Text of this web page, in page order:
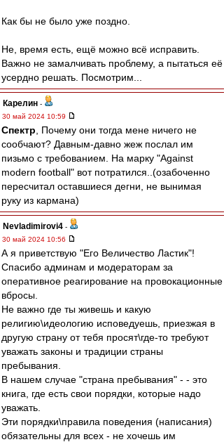
Как бы не было уже поздно.
Не, время есть, ещё можно всё исправить.
Важно не замалчивать проблему, а пытаться её
усердно решать. Посмотрим...
Карелин -
30 май 2024 10:59
Спектр , Почему они тогда мене ничего не
сообчают? Давным-давно жеж послал им
пизьмо с требованием. На марку "Against
modern football" вот потратился..(озабоченно
пересчитал оставшиеся дегни, не вынимая
руку из кармана)
Nevladimirovi4 -
30 май 2024 10:56
А я приветствую "Его Величество Ластик"!
Спасибо админам и модераторам за
оперативное реагирование на провокационные
вбросы.
Не важно где ты живешь и какую
религию\идеологию исповедуешь, приезжая в
другую страну от тебя просят\где-то требуют
уважать законы и традиции страны
пребывания.
В нашем случае "страна пребывания" - - это
книга, где есть свои порядки, которые надо
уважать.
Эти порядки\правила поведения (написания)
обязательны для всех - не хочешь им